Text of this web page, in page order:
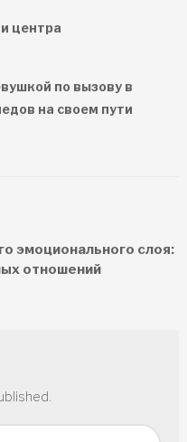
центра
по вызову в
на своем пути
эмоционального слоя:
отношений